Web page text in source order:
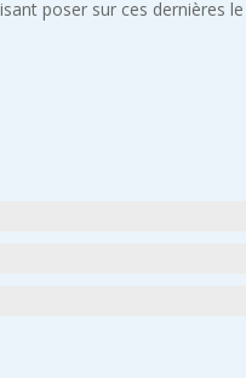
poser sur ces dernières